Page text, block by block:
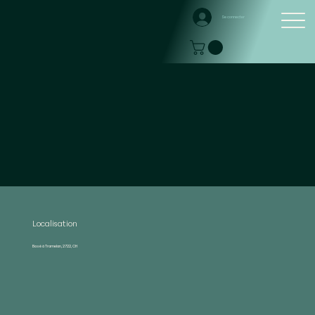
Se connecter
Localisation
Basé à Tramelan, 2722, CH